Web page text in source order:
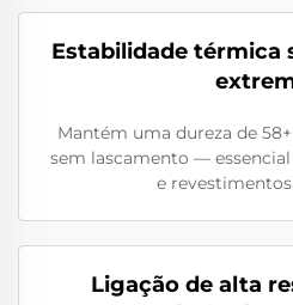
Estabilidade térmica
Mantém uma dureza de 58+
sem lascamento —
e
Ligação de alta